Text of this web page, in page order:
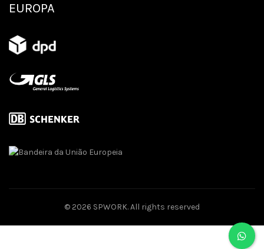
EUROPA
© 2026 SPWORK. All rights reserved